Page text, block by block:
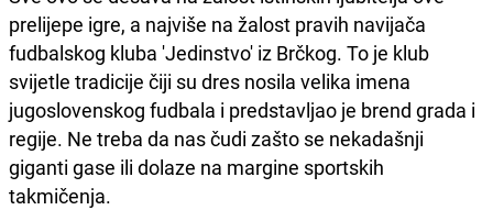
prelijepe igre, a najviše na žalost pravih navijača
fudbalskog kluba 'Jedinstvo' iz Brčkog. To je klub
svijetle tradicije čiji su dres nosila velika imena
jugoslovenskog fudbala i predstavljao je brend grada i
regije. Ne treba da nas čudi zašto se nekadašnji
giganti gase ili dolaze na margine sportskih
takmičenja.